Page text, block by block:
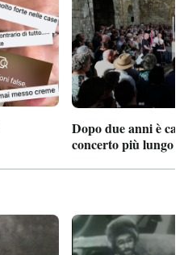
Dopo due anni è
concerto più lungo